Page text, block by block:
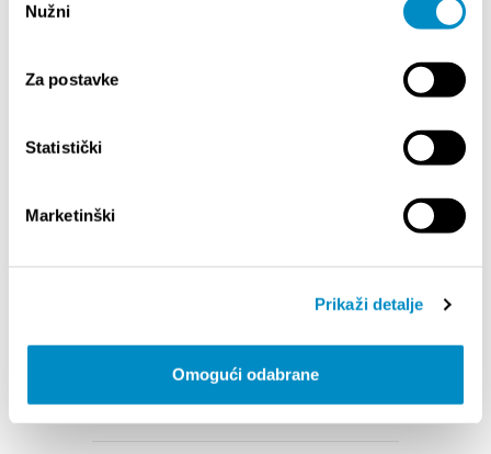
pristanka
Nužni
Za postavke
Statistički
Marketinški
Prikaži detalje
Omogući odabrane
01/01/25- 31/12/26
15th SUMMER CHARMS OF CLASSICAL
MUSIC